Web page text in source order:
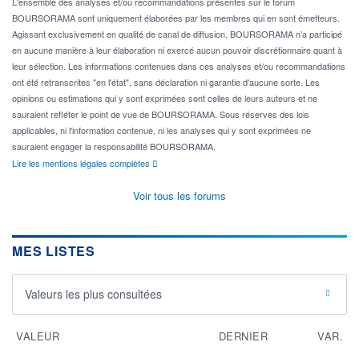
BOURSORAMA sont uniquement élaborées par les membres qui en sont émetteurs.
Agissant exclusivement en qualité de canal de diffusion, BOURSORAMA n'a participé
en aucune manière à leur élaboration ni exercé aucun pouvoir discrétionnaire quant à
leur sélection. Les informations contenues dans ces analyses et/ou recommandations
ont été retranscrites "en l'état", sans déclaration ni garantie d'aucune sorte. Les
opinions ou estimations qui y sont exprimées sont celles de leurs auteurs et ne
sauraient refléter le point de vue de BOURSORAMA. Sous réserves des lois
applicables, ni l'information contenue, ni les analyses qui y sont exprimées ne
sauraient engager la responsabilité BOURSORAMA.
Lire les mentions légales complètes
Voir tous les forums
MES LISTES
Valeurs les plus consultées
VALEUR DERNIER VAR.